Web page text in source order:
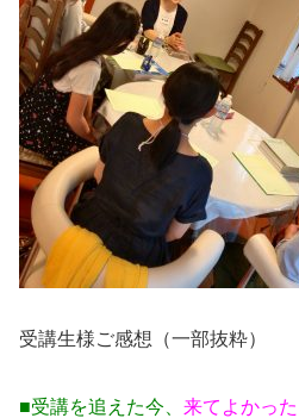
受講生様ご感想（一部抜粋）
■受講を追えた今、 来てよかった